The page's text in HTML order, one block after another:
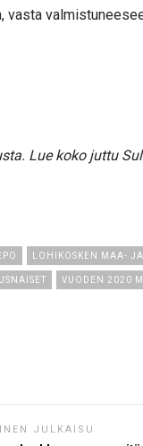
vasta
Lue koko juttu
LOHIKOSKEN MAA-
VUODEN 2020
JULKAISU